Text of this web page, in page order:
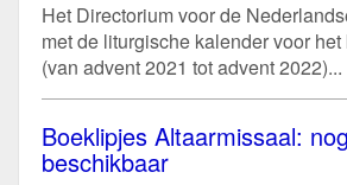
Het Directorium voor de
met de liturgische kalender voor
(van advent 2021 tot advent 2022)...
Boeklipjes Altaarmissaal:
beschikbaar